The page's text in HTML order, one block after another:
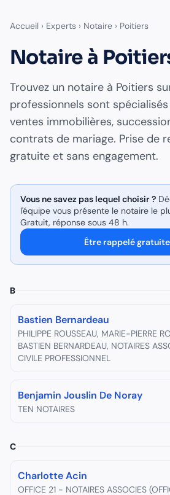
Accueil › Experts › Notaire › Poitiers
Notaire à
Trouvez un notaire à Poitiers
professionnels sont
ventes immobilières,
contrats de mariage. Prise de
gratuite et sans engagement.
Vous ne savez pas lequel choisir ?
l'équipe vous présente le notaire le
Gratuit, réponse sous 48 h.
Être rappelé
B
Bastien Bernardeau
PHILIPPE ROUSSEAU, MARIE-PIERRE
BASTIEN BERNARDEAU, NOTAIRES
CIVILE PROFESSIONNEL
Benjamin Jouslin De Noray
TEN NOTAIRES
C
Charlotte Acin
OFFICE 21 - NOTAIRES ASSOCIES